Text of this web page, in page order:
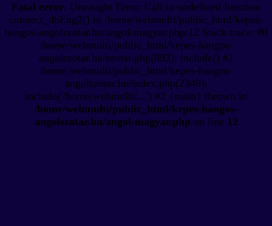
Fatal error: Uncaught Error: Call to undefined function
connect_dbEng2() in /home/webmulti/public_html/kepes-
hangos-angolszotar.hu/angol-magyar.php:12 Stack trace: #0
/home/webmulti/public_html/kepes-hangos-
angolszotar.hu/szotar.php(892): include() #1
/home/webmulti/public_html/kepes-hangos-
angolszotar.hu/index.php(2349):
include('/home/webmulti/...') #2 {main} thrown in
/home/webmulti/public_html/kepes-hangos-
angolszotar.hu/angol-magyar.php on line 12